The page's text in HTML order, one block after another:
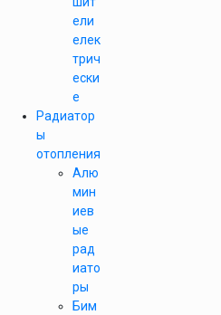
ели
елек
трич
ески
е
Радиатор
ы
отопления
Алю
мин
иев
ые
рад
иато
ры
Бим